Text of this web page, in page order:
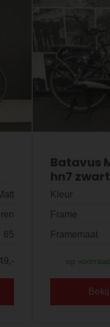
65
Batavus
hn7
Kleur
Frame
Framemaat
op